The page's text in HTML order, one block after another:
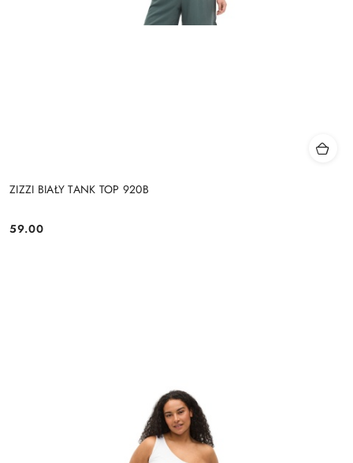
ZIZZI BIAŁY TANK TOP 920B
Cena:
59.00